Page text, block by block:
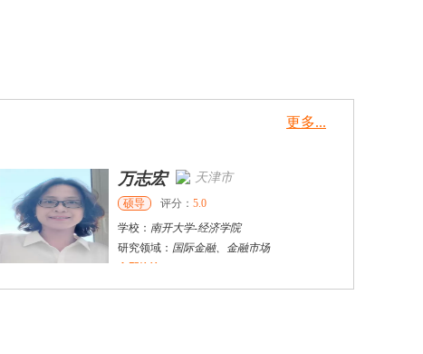
更多...
万志宏 天津市
硕导 评分：5.0
学校：南开大学-经济学院
研究领域：
国际金融、金融市场
杜** 黄浦区